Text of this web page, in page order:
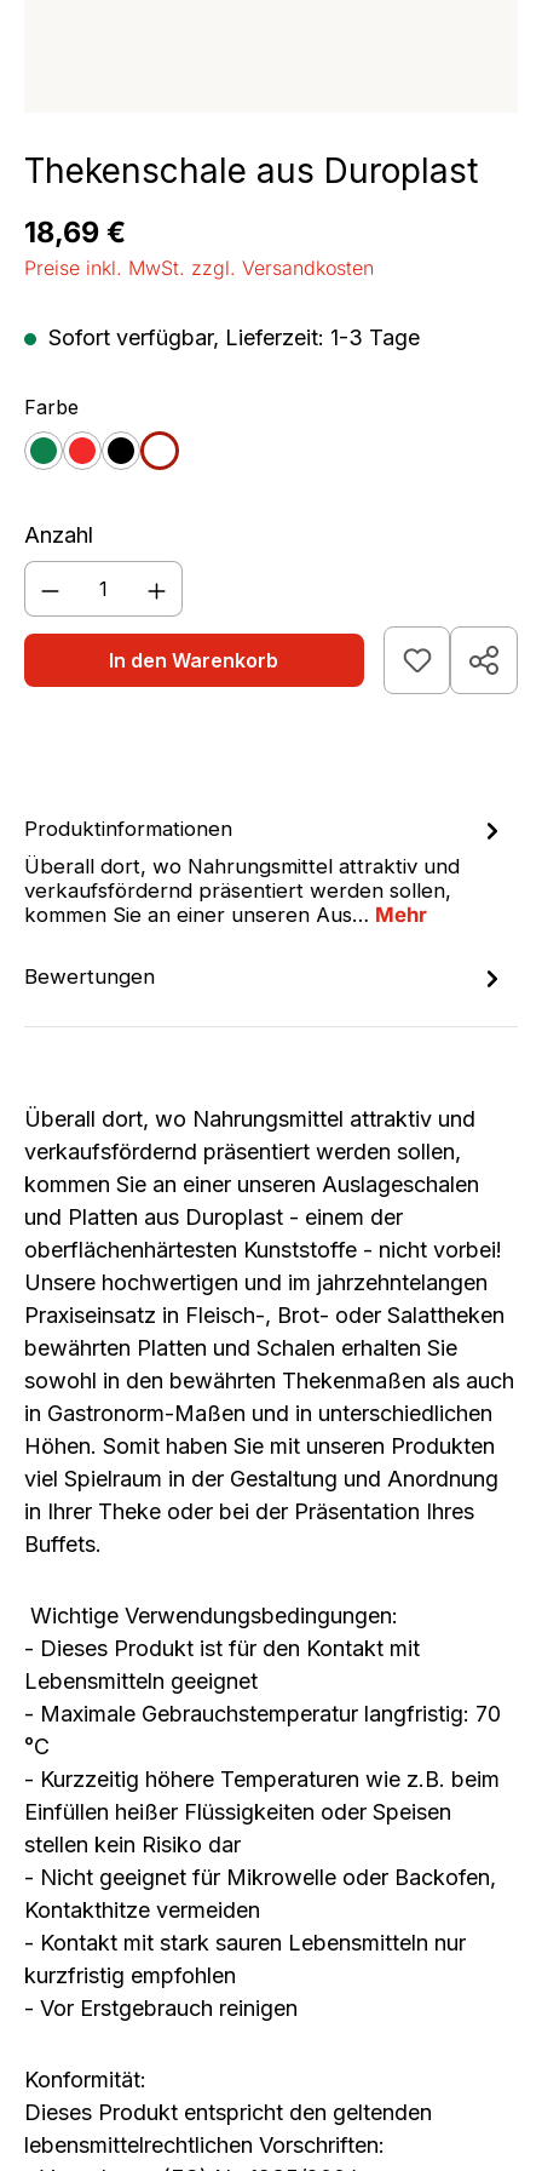
Thekenschale aus Duroplast
Regulärer Preis:
18,69 €
Preise inkl. MwSt. zzgl. Versandkosten
Sofort verfügbar, Lieferzeit: 1-3 Tage
Farbeauswählen
grünrot schwarz
weiß
Anzahl
Produkt Anzahl: Gib den
In den Warenkorb
Produktinformationen
Überall dort, wo Nahrungsmittel attraktiv und
verkaufsfördernd präsentiert werden sollen,
kommen Sie an einer unseren Aus… Mehr
Bewertungen
Überall dort, wo Nahrungsmittel attraktiv und
verkaufsfördernd präsentiert werden sollen,
kommen Sie an einer unseren Auslageschalen
und Platten aus Duroplast - einem der
oberflächenhärtesten Kunststoffe - nicht vorbei!
Unsere hochwertigen und im jahrzehntelangen
Praxiseinsatz in Fleisch-, Brot- oder Salattheken
bewährten Platten und Schalen erhalten Sie
sowohl in den bewährten Thekenmaßen als auch
in Gastronorm-Maßen und in unterschiedlichen
Höhen. Somit haben Sie mit unseren Produkten
viel Spielraum in der Gestaltung und Anordnung
in Ihrer Theke oder bei der Präsentation Ihres
Buffets.
Wichtige Verwendungsbedingungen:
- Dieses Produkt ist für den Kontakt mit
Lebensmitteln geeignet
- Maximale Gebrauchstemperatur langfristig: 70
°C
- Kurzzeitig höhere Temperaturen wie z.B. beim
Einfüllen heißer Flüssigkeiten oder Speisen
stellen kein Risiko dar
- Nicht geeignet für Mikrowelle oder Backofen,
Kontakthitze vermeiden
- Kontakt mit stark sauren Lebensmitteln nur
kurzfristig empfohlen
- Vor Erstgebrauch reinigen
Konformität:
Dieses Produkt entspricht den geltenden
lebensmittelrechtlichen Vorschriften: